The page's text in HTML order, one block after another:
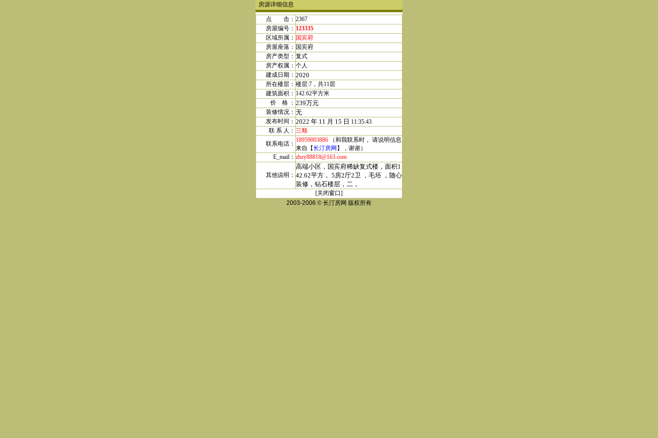
房源详细信息
点 击： 2367
房屋编号： 123335
区域所属： 国宾府
房屋座落： 国宾府
房产类型： 复式
房产权属 ： 个人
建成日期 ： 2020
所在楼层： 楼层:7 ，共11层
建筑面积： 142.62平方米
价 格 ： 239万元
装修情况： 无
发布时间： 2022 年 11 月 15 日 11:35:43
联 系 人： 三顺
联系电话：
18959003886 （和我联系时， 请说明信息
来自【长汀房网 】，谢谢）
E_mail： zhzy88818@163.com
其他说明：
高端小区，国宾府稀缺复式楼，面积1
42.62平方， 5房2厅2卫 ，毛坯 ，随心
装修，钻石楼层，二，
[关闭窗口]
2003-2006 © 长汀房网 版权所有